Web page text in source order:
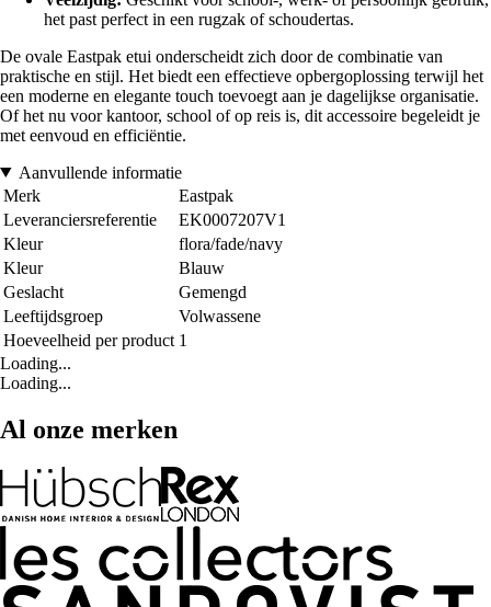
het past perfect in een rugzak of schoudertas.
De ovale Eastpak etui onderscheidt zich door de combinatie van
praktische en stijl. Het biedt een effectieve opbergoplossing terwijl het
een moderne en elegante touch toevoegt aan je dagelijkse organisatie.
Of het nu voor kantoor, school of op reis is, dit accessoire begeleidt je
met eenvoud en efficiëntie.
Aanvullende informatie
Merk
Eastpak
Leveranciersreferentie
EK0007207V1
Kleur
flora/fade/navy
Kleur
Blauw
Geslacht
Gemengd
Leeftijdsgroep
Volwassene
Hoeveelheid per product 1
Loading...
Loading...
Al onze merken